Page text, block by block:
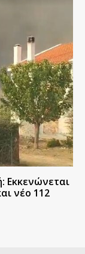
Εκκενώνεται
νέο 112